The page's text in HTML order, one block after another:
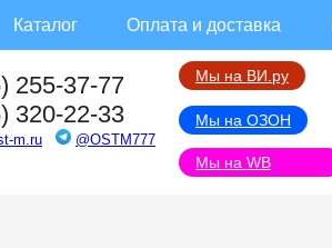
Каталог Оплата и доставка
255-37-77
320-22-33
m.ru @OSTM777
Мы на ВИ.ру
Мы на ОЗОН
Мы на WB